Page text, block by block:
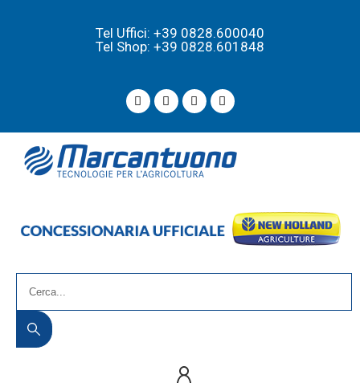
Tel Uffici: +39 0828.600040
Tel Shop: +39 0828.601848